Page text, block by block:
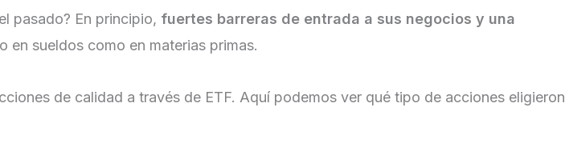
pasado? En principio, fuertes barreras de entrada a sus negocios y una
en sueldos como en materias primas.
de calidad a través de ETF. Aquí podemos ver qué tipo de acciones eligieron